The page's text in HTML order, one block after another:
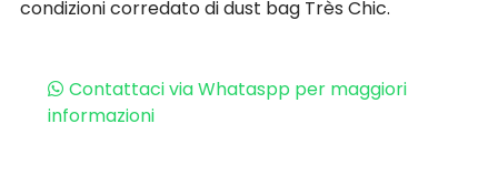
condizioni corredato di dust bag Très Chic.
Contattaci via Whataspp per maggiori
informazioni